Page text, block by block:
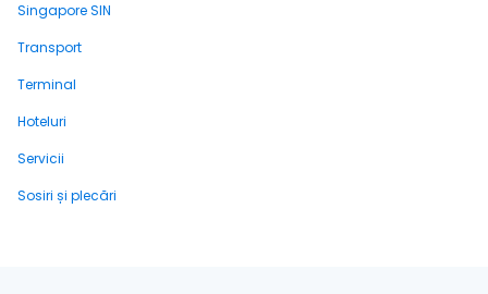
Singapore SIN
Transport
Terminal
Hoteluri
Servicii
Sosiri și plecări